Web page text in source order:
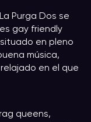
Purga Dos se
gay friendly
en pleno
música,
en el que
queens,